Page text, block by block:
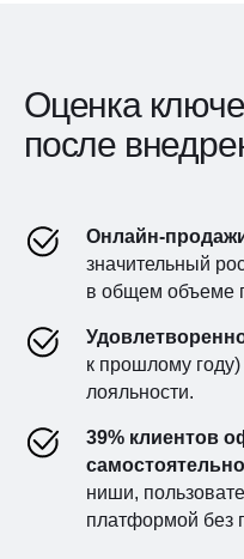
Оценка
после
Онлайн-
значительный
в общем объеме
к прошлому
лояльности.
39% клиентов
самостоятельно
ниши,
платформой без